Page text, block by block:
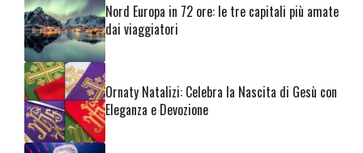
Nord Europa in 72 ore: le tre capitali più amate
dai viaggiatori
Ornaty Natalizi: Celebra la Nascita di Gesù con
Eleganza e Devozione